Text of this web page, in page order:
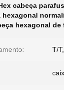
cabeça
hexagonal
T/